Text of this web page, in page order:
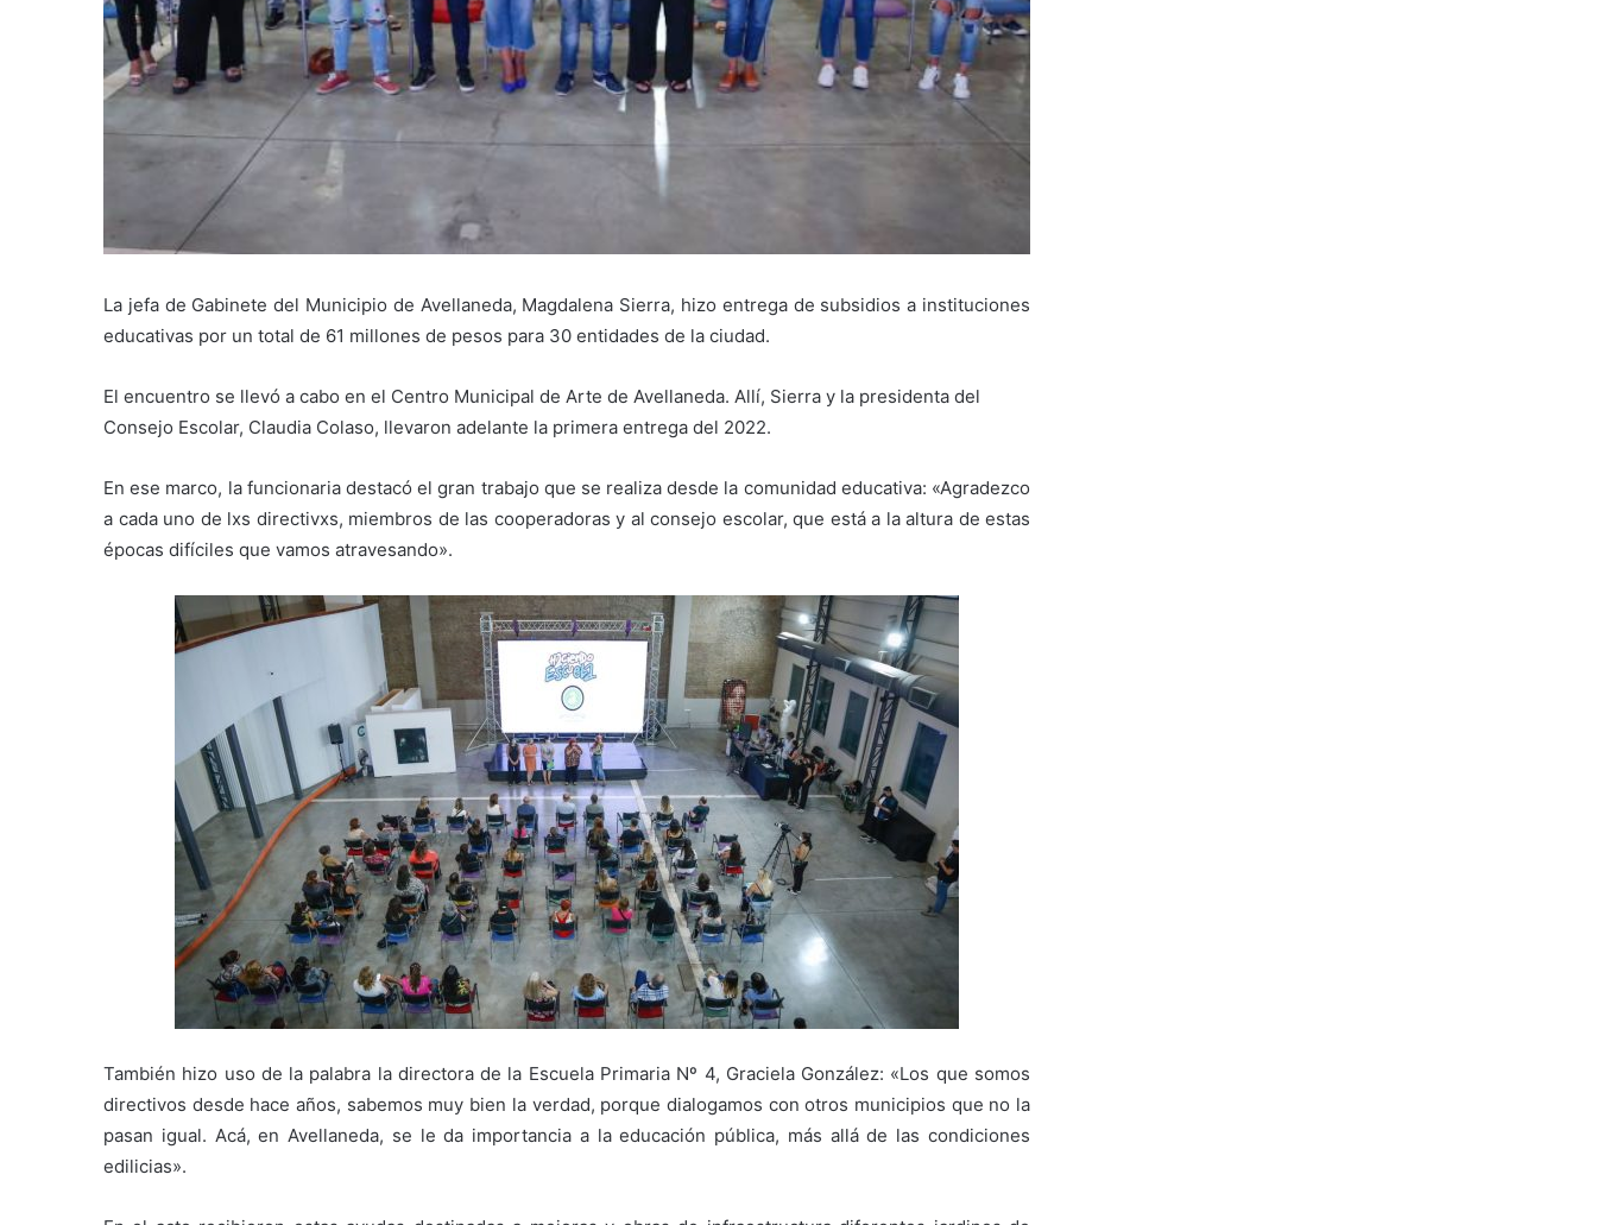
La jefa de Gabinete del Municipio de Avellaneda, Magdalena Sierra, hizo entrega de subsidios a instituciones
educativas por un total de 61 millones de pesos para 30 entidades de la ciudad.
El encuentro se llevó a cabo en el Centro Municipal de Arte de Avellaneda. Allí, Sierra y la presidenta del
Consejo Escolar, Claudia Colaso, llevaron adelante la primera entrega del 2022.
En ese marco, la funcionaria destacó el gran trabajo que se realiza desde la comunidad educativa: «Agradezco
a cada uno de lxs directivxs, miembros de las cooperadoras y al consejo escolar, que está a la altura de estas
épocas difíciles que vamos atravesando».
También hizo uso de la palabra la directora de la Escuela Primaria Nº 4, Graciela González: «Los que somos
directivos desde hace años, sabemos muy bien la verdad, porque dialogamos con otros municipios que no la
pasan igual. Acá, en Avellaneda, se le da importancia a la educación pública, más allá de las condiciones
edilicias».